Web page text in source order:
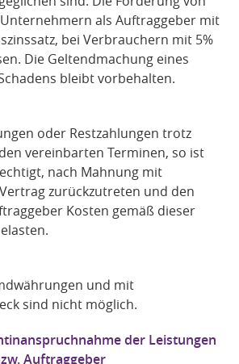
als Auftraggeber mit
bei Verbrauchern mit 5%
Die Geltendmachung eines
bleibt vorbehalten.
oder Restzahlungen trotz
vereinbarten Terminen, so ist
nach Mahnung mit
zurückzutreten und den
Kosten gemäß dieser
und mit
sind nicht möglich.
der Leistungen
Auftraggeber